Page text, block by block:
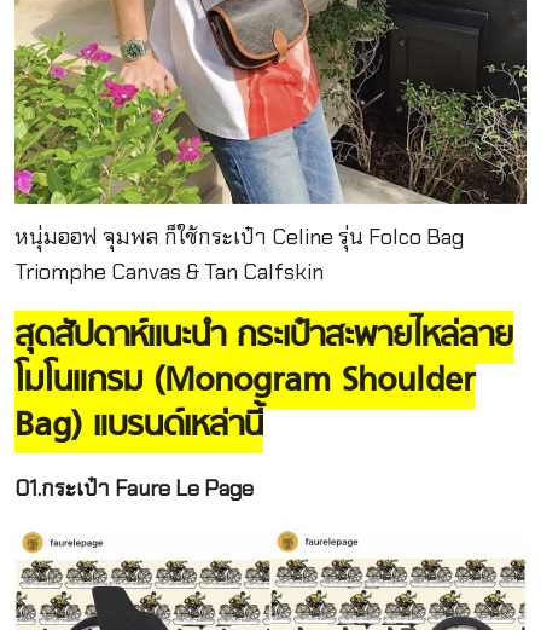
หนุ่มออฟ จุมพล ก็ใช้กระเป๋า Celine รุ่น Folco Bag
Triomphe Canvas & Tan Calfskin
สุดสัปดาห์แนะนำ กระเป๋าสะพายไหล่ลาย
โมโนแกรม (Monogram Shoulder
Bag) แบรนด์เหล่านี้
01.กระเป๋า Faure Le Page